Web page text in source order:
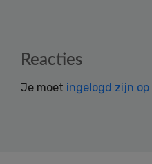
Reacties
Je moet ingelogd zijn op